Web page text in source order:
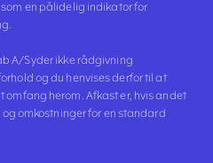
en pålidelig indikator for
A/S yder ikke rådgivning
og du henvises derfor til at
herom. Afkast er, hvis andet
omkostninger for en standard